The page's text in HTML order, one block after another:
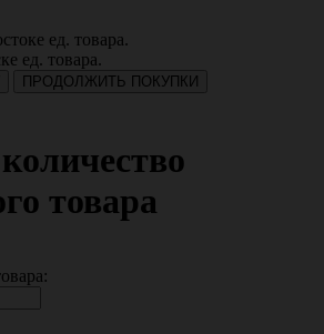
ед. товара.
ед. товара.
ПРОДОЛЖИТЬ ПОКУПКИ
товара